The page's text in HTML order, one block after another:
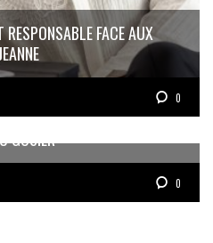
RESPONSABLE FACE AUX
0
GOSIER
0